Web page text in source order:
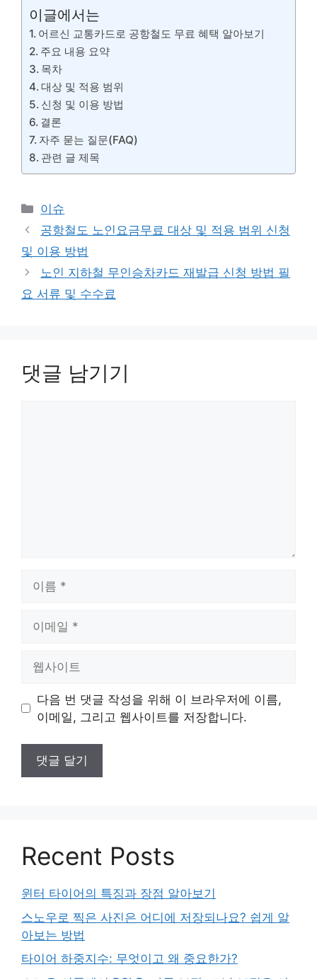
이글에서는
어르신 교통카드로 공항철도 무료 혜택 알아보기
주요 내용 요약
목차
대상 및 적용 범위
신청 및 이용 방법
결론
자주 묻는 질문(FAQ)
관련 글 제목
카
테
고
리
이슈
공항철도 노인요금무료 대상 및 적용 범위 신청
및 이용 방법
노인 지하철 무인승차카드 재발급 신청 방법 필
요 서류 및 수수료
댓글 남기기
트
다음 번 댓글 작성을 위해 이 브라우저에 이름,
이메일, 그리고 웹사이트를 저장합니다.
Recent Posts
윈터 타이어의 특징과 장점 알아보기
스노우로 찍은 사진은 어디에 저장되나요? 쉽게 알
아보는 방법
타이어 하중지수: 무엇이고 왜 중요한가?